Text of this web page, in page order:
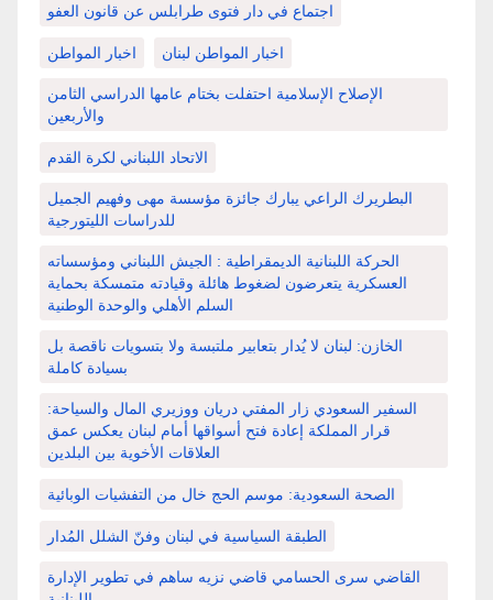
اجتماع في دار فتوى طرابلس عن قانون العفو
اخبار المواطن اخبار المواطن لبنان
الإصلاح الإسلامية احتفلت بختام عامها الدراسي الثامن
والأربعين
الاتحاد اللبناني لكرة القدم
البطريرك الراعي يبارك جائزة مؤسسة مهى وفهيم الجميل
للدراسات الليتورجية
الحركة اللبنانية الديمقراطية : الجيش اللبناني ومؤسساته
العسكرية يتعرضون لضغوط هائلة وقيادته متمسكة بحماية
السلم الأهلي والوحدة الوطنية
الخازن: لبنان لا يُدار بتعابير ملتبسة ولا بتسويات ناقصة بل
بسيادة كاملة
السفير السعودي زار المفتي دريان ووزيري المال والسياحة:
قرار المملكة إعادة فتح أسواقها أمام لبنان يعكس عمق
العلاقات الأخوية بين البلدين
الصحة السعودية: موسم الحج خال من التفشيات الوبائية
الطبقة السياسية في لبنان وفنّ الشلل المُدار
القاضي سرى الحسامي قاضي نزيه ساهم في تطوير الإدارة